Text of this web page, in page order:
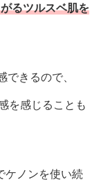
るツルスベ肌を
きるので、
を感じることも
ケノンを使い続